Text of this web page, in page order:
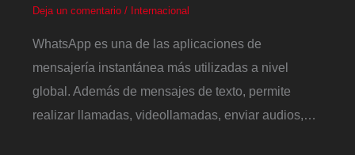
Deja un comentario / Internacional
WhatsApp es una de las aplicaciones de
mensajería instantánea más utilizadas a nivel
global. Además de mensajes de texto, permite
realizar llamadas, videollamadas, enviar audios,…